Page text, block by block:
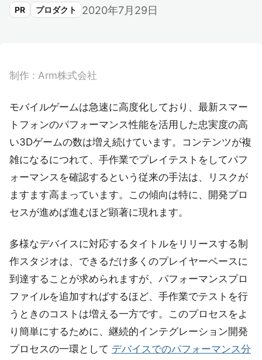
PR プロダクト 2020年7月29日
制作 : Arm株式会社
モバイルゲームは急速に高度化しており、最新スマー
トフォンのパフォーマンス性能を活用した忠実度の高
い3Dゲームの数は増え続けています。コンテンツが複
雑になるにつれて、手作業でプレイテストをしてパフ
ォーマンスを確認するという従来の手法は、リスクが
ますます高まっています。この傾向は特に、開発プロ
セスが進めば進むほど顕著に現れます。
多様なデバイスに対応するタイトルをリリースする制
作スタジオは、できるだけ多くのプレイヤーベースに
到達することが求められますが、パフォーマンスプロ
ファイルを追加すればするほど、手作業でテストを行
うときのコストは増える一方です。このプロセスをよ
り簡単にするために、継続的インテグレーション開発
プロセスの一環として デバイスでのパフォーマンス分